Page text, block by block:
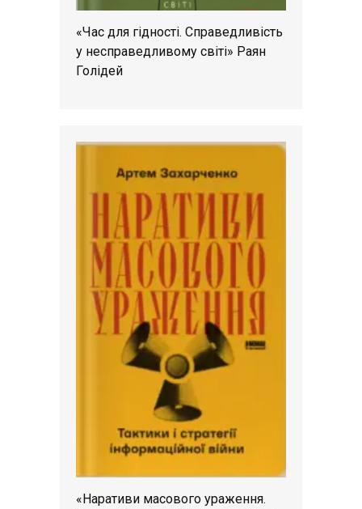
«Час для гідності. Справедливість
у несправедливому світі» Раян
Голідей
«Наративи масового ураження.